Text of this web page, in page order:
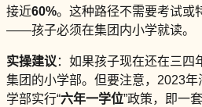
接近60%。这种路径不需要考试或
——孩子必须在集团内小学就读。
实操建议 ：如果孩子现在还在三四
集团的小学部。但要注意，2023年
学部实行“六年一学位”政策，即一